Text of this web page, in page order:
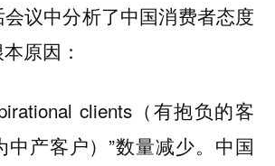
议中分析了中国消费者态度
原因：
clients（有抱负的客
中产客户）”数量减少。中国